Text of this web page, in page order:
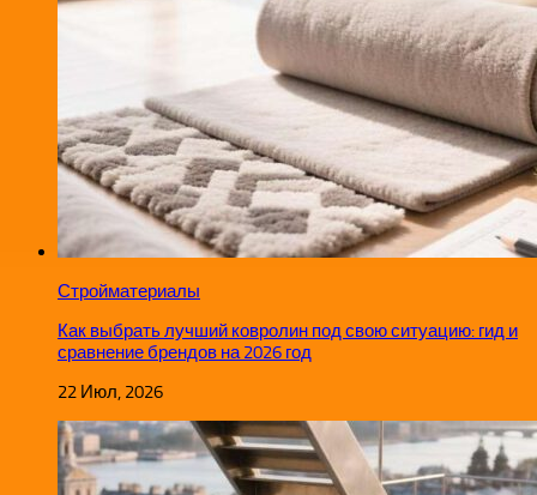
Стройматериалы
Как выбрать лучший ковролин под свою ситуацию: гид и
сравнение брендов на 2026 год
22 Июл, 2026